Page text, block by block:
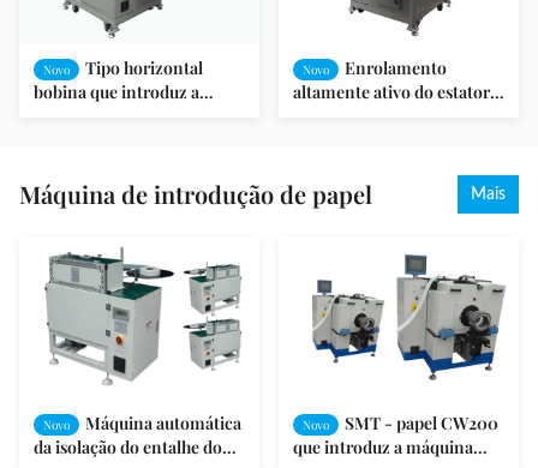
Novo
Tipo horizontal
bobina que introduz a
Novo
Enrolamento
altamente ativo do estator
Máquina de introdução de papel Mais
Novo
Máquina automática
da isolação do entalhe do
Novo
SMT - papel CW200
que introduz a máquina